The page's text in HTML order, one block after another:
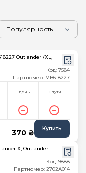
Outlander /XL,
Код: 7584
Партномер: MB618227
1 день В пути
370 ₴ Купить
X, Outlander
Код: 9888
Партномер: 2702A014